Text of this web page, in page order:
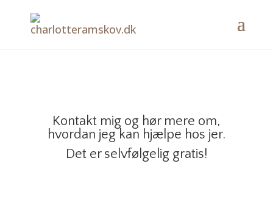
Kontakt mig og hør mere om,
hvordan jeg kan hjælpe hos jer.
Det er selvfølgelig gratis!